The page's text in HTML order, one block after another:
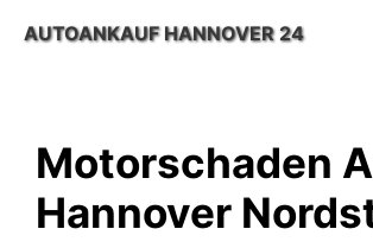
InhaltAUTOANKAUF HANNOVER 24
Motorschaden
Hannover